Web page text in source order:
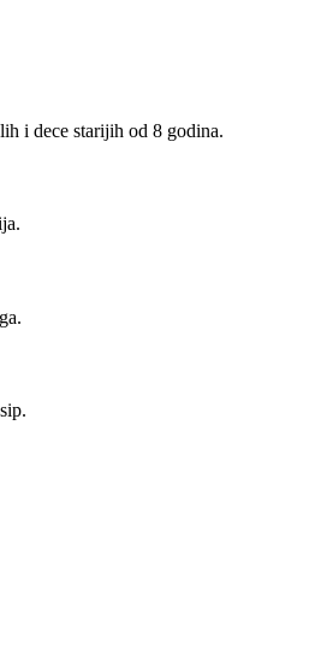
i dece starijih od 8 godina.